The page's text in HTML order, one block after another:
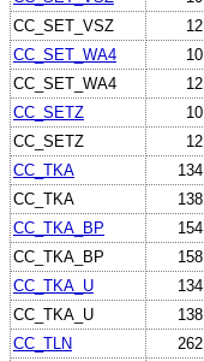
CC_SET_VSZ
12
CC_SET_WA4
10
CC_SET_WA4
12
CC_SETZ
10
CC_SETZ
12
CC_TKA
134
CC_TKA
138
CC_TKA_BP
154
CC_TKA_BP
158
CC_TKA_U
134
CC_TKA_U
138
CC_TLN
262